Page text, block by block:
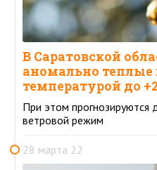
В Саратовской
аномально
температурой до
При этом
ветровой режим
28 марта 22